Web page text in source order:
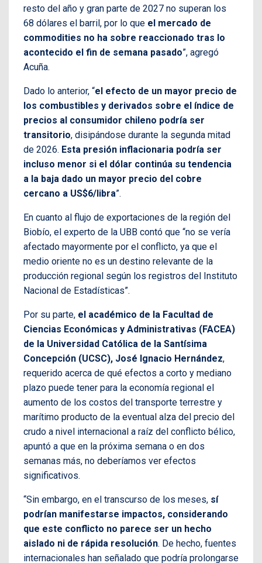
resto del año y gran parte de 2027 no superan los
68 dólares el barril, por lo que el mercado de
commodities no ha sobre reaccionado tras lo
acontecido el fin de semana pasado”, agregó
Acuña.
Dado lo anterior, “el efecto de un mayor precio de
los combustibles y derivados sobre el índice de
precios al consumidor chileno podría ser
transitorio, disipándose durante la segunda mitad
de 2026. Esta presión inflacionaria podría ser
incluso menor si el dólar continúa su tendencia
a la baja dado un mayor precio del cobre
cercano a US$6/libra”.
En cuanto al flujo de exportaciones de la región del
Biobío, el experto de la UBB contó que “no se vería
afectado mayormente por el conflicto, ya que el
medio oriente no es un destino relevante de la
producción regional según los registros del Instituto
Nacional de Estadísticas”.
Por su parte, el académico de la Facultad de
Ciencias Económicas y Administrativas (FACEA)
de la Universidad Católica de la Santísima
Concepción (UCSC), José Ignacio Hernández,
requerido acerca de qué efectos a corto y mediano
plazo puede tener para la economía regional el
aumento de los costos del transporte terrestre y
marítimo producto de la eventual alza del precio del
crudo a nivel internacional a raíz del conflicto bélico,
apuntó a que en la próxima semana o en dos
semanas más, no deberíamos ver efectos
significativos.
“Sin embargo, en el transcurso de los meses, sí
podrían manifestarse impactos, considerando
que este conflicto no parece ser un hecho
aislado ni de rápida resolución. De hecho, fuentes
internacionales han señalado que podría prolongarse